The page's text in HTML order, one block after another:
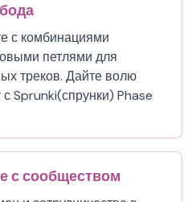
с комбинациями
петлями для
треков. Дайте волю
Sprunki(спрунки) Phase
с сообществом